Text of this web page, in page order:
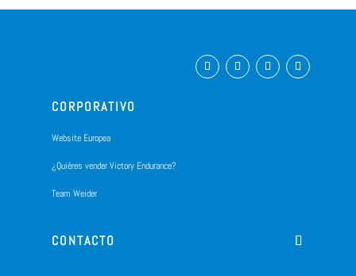
CORPORATIVO
Website Europea
¿Quiéres vender Victory Endurance?
Team Weider
CONTACTO